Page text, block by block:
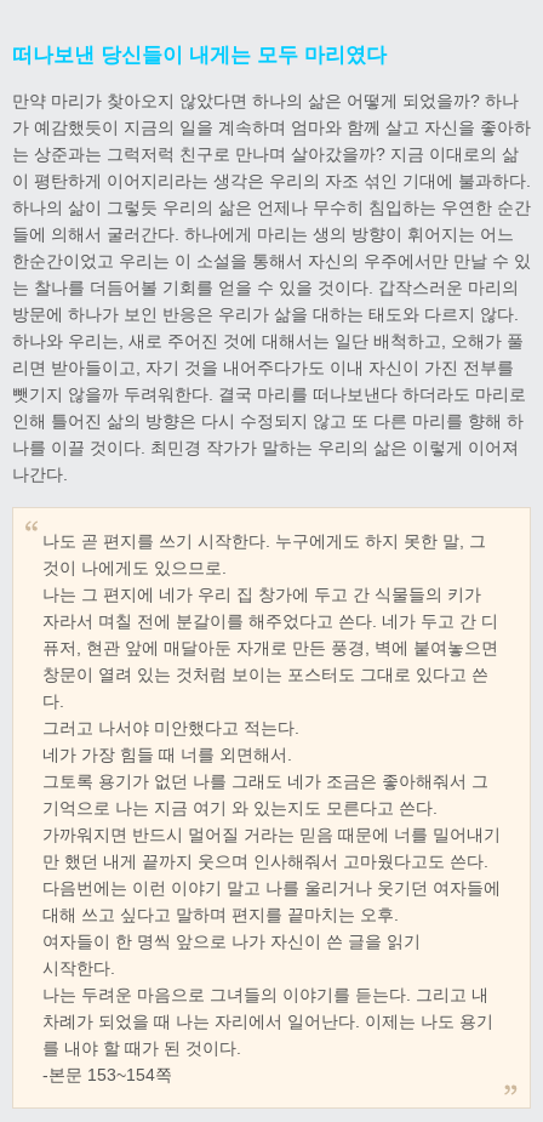
떠나보낸 당신들이 내게는 모두 마리였다
만약 마리가 찾아오지 않았다면 하나의 삶은 어떻게 되었을까? 하나
가 예감했듯이 지금의 일을 계속하며 엄마와 함께 살고 자신을 좋아하
는 상준과는 그럭저럭 친구로 만나며 살아갔을까? 지금 이대로의 삶
이 평탄하게 이어지리라는 생각은 우리의 자조 섞인 기대에 불과하다.
하나의 삶이 그렇듯 우리의 삶은 언제나 무수히 침입하는 우연한 순간
들에 의해서 굴러간다. 하나에게 마리는 생의 방향이 휘어지는 어느
한순간이었고 우리는 이 소설을 통해서 자신의 우주에서만 만날 수 있
는 찰나를 더듬어볼 기회를 얻을 수 있을 것이다. 갑작스러운 마리의
방문에 하나가 보인 반응은 우리가 삶을 대하는 태도와 다르지 않다.
하나와 우리는, 새로 주어진 것에 대해서는 일단 배척하고, 오해가 풀
리면 받아들이고, 자기 것을 내어주다가도 이내 자신이 가진 전부를
뺏기지 않을까 두려워한다. 결국 마리를 떠나보낸다 하더라도 마리로
인해 틀어진 삶의 방향은 다시 수정되지 않고 또 다른 마리를 향해 하
나를 이끌 것이다. 최민경 작가가 말하는 우리의 삶은 이렇게 이어져
나간다.
나도 곧 편지를 쓰기 시작한다. 누구에게도 하지 못한 말, 그
것이 나에게도 있으므로.
나는 그 편지에 네가 우리 집 창가에 두고 간 식물들의 키가
자라서 며칠 전에 분갈이를 해주었다고 쓴다. 네가 두고 간 디
퓨저, 현관 앞에 매달아둔 자개로 만든 풍경, 벽에 붙여놓으면
창문이 열려 있는 것처럼 보이는 포스터도 그대로 있다고 쓴
다.
그러고 나서야 미안했다고 적는다.
네가 가장 힘들 때 너를 외면해서.
그토록 용기가 없던 나를 그래도 네가 조금은 좋아해줘서 그
기억으로 나는 지금 여기 와 있는지도 모른다고 쓴다.
가까워지면 반드시 멀어질 거라는 믿음 때문에 너를 밀어내기
만 했던 내게 끝까지 웃으며 인사해줘서 고마웠다고도 쓴다.
다음번에는 이런 이야기 말고 나를 울리거나 웃기던 여자들에
대해 쓰고 싶다고 말하며 편지를 끝마치는 오후.
여자들이 한 명씩 앞으로 나가 자신이 쓴 글을 읽기
시작한다.
나는 두려운 마음으로 그녀들의 이야기를 듣는다. 그리고 내
차례가 되었을 때 나는 자리에서 일어난다. 이제는 나도 용기
를 내야 할 때가 된 것이다.
-본문 153~154쪽